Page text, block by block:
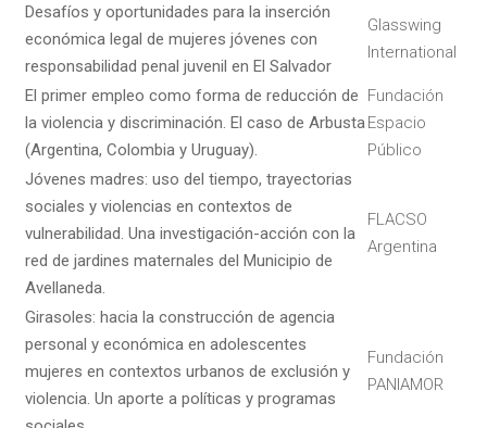
Desafíos y oportunidades para la inserción
económica legal de mujeres jóvenes con
responsabilidad penal juvenil en El Salvador
Glasswing
International
El primer empleo como forma de reducción de
la violencia y discriminación. El caso de Arbusta
(Argentina, Colombia y Uruguay).
Fundación
Espacio
Público
Jóvenes madres: uso del tiempo, trayectorias
sociales y violencias en contextos de
vulnerabilidad. Una investigación-acción con la
red de jardines maternales del Municipio de
Avellaneda.
FLACSO
Argentina
Girasoles: hacia la construcción de agencia
personal y económica en adolescentes
mujeres en contextos urbanos de exclusión y
violencia. Un aporte a políticas y programas
Fundación
PANIAMOR